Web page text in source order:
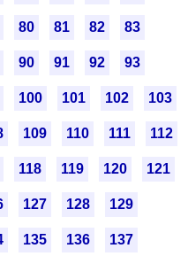
80 81 82 83
90 91 92 93
100 101 102 103
109 110 111 112
118 119 120 121
127 128 129
135 136 137